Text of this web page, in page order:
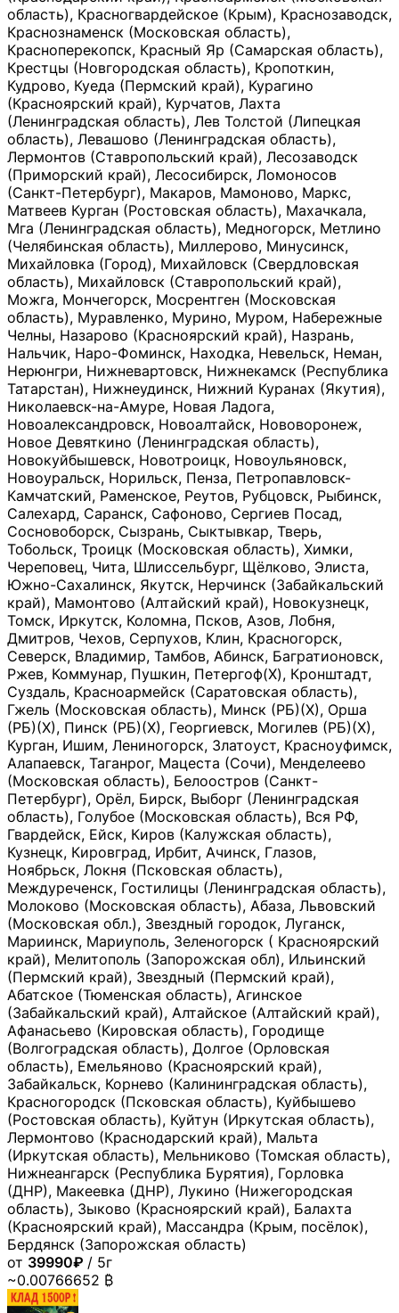
область), Красногвардейское (Крым), Краснозаводск,
Краснознаменск (Московская область),
Красноперекопск, Красный Яр (Самарская область),
Крестцы (Новгородская область), Кропоткин,
Кудрово, Куеда (Пермский край), Курагино
(Красноярский край), Курчатов, Лахта
(Ленинградская область), Лев Толстой (Липецкая
область), Левашово (Ленинградская область),
Лермонтов (Ставропольский край), Лесозаводск
(Приморский край), Лесосибирск, Ломоносов
(Санкт-Петербург), Макаров, Мамоново, Маркс,
Матвеев Курган (Ростовская область), Махачкала,
Мга (Ленинградская область), Медногорск, Метлино
(Челябинская область), Миллерово, Минусинск,
Михайловка (Город), Михайловск (Свердловская
область), Михайловск (Ставропольский край),
Можга, Мончегорск, Мосрентген (Московская
область), Муравленко, Мурино, Муром, Набережные
Челны, Назарово (Красноярский край), Назрань,
Нальчик, Наро-Фоминск, Находка, Невельск, Неман,
Нерюнгри, Нижневартовск, Нижнекамск (Республика
Татарстан), Нижнеудинск, Нижний Куранах (Якутия),
Николаевск-на-Амуре, Новая Ладога,
Новоалександровск, Новоалтайск, Нововоронеж,
Новое Девяткино (Ленинградская область),
Новокуйбышевск, Новотроицк, Новоульяновск,
Новоуральск, Норильск, Пенза, Петропавловск-
Камчатский, Раменское, Реутов, Рубцовск, Рыбинск,
Салехард, Саранск, Сафоново, Сергиев Посад,
Сосновоборск, Сызрань, Сыктывкар, Тверь,
Тобольск, Троицк (Московская область), Химки,
Череповец, Чита, Шлиссельбург, Щёлково, Элиста,
Южно-Сахалинск, Якутск, Нерчинск (Забайкальский
край), Мамонтово (Алтайский край), Новокузнецк,
Томск, Иркутск, Коломна, Псков, Азов, Лобня,
Дмитров, Чехов, Серпухов, Клин, Красногорск,
Северск, Владимир, Тамбов, Абинск, Багратионовск,
Ржев, Коммунар, Пушкин, Петергоф(Х), Кронштадт,
Суздаль, Красноармейск (Саратовская область),
Гжель (Московская область), Минск (РБ)(Х), Орша
(РБ)(Х), Пинск (РБ)(Х), Георгиевск, Могилев (РБ)(Х),
Курган, Ишим, Лениногорск, Златоуст, Красноуфимск,
Алапаевск, Таганрог, Мацеста (Сочи), Менделеево
(Московская область), Белоостров (Санкт-
Петербург), Орёл, Бирск, Выборг (Ленинградская
область), Голубое (Московская область), Вся РФ,
Гвардейск, Ейск, Киров (Калужская область),
Кузнецк, Кировград, Ирбит, Ачинск, Глазов,
Ноябрьск, Локня (Псковская область),
Междуреченск, Гостилицы (Ленинградская область),
Молоково (Московская область), Абаза, Львовский
(Московская обл.), Звездный городок, Луганск,
Мариинск, Мариуполь, Зеленогорск ( Красноярский
край), Мелитополь (Запорожская обл), Ильинский
(Пермский край), Звездный (Пермский край),
Абатское (Тюменская область), Агинское
(Забайкальский край), Алтайское (Алтайский край),
Афанасьево (Кировская область), Городище
(Волгоградская область), Долгое (Орловская
область), Емельяново (Красноярский край),
Забайкальск, Корнево (Калининградская область),
Красногородск (Псковская область), Куйбышево
(Ростовская область), Куйтун (Иркутская область),
Лермонтово (Краснодарский край), Мальта
(Иркутская область), Мельниково (Томская область),
Нижнеангарск (Республика Бурятия), Горловка
(ДНР), Макеевка (ДНР), Лукино (Нижегородская
область), Зыково (Красноярский край), Балахта
(Красноярский край), Массандра (Крым, посёлок),
Бердянск (Запорожская область)
от 39990₽ / 5г
~0.00766652 ₿